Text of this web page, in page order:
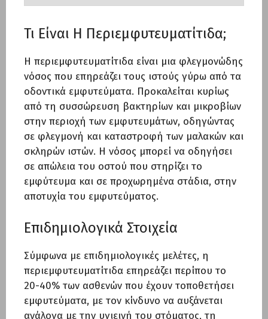
Τι Είναι Η Περιεμφυτευματίτιδα;
Η περιεμφυτευματίτιδα είναι μια φλεγμονώδης
νόσος που επηρεάζει τους ιστούς γύρω από τα
οδοντικά εμφυτεύματα. Προκαλείται κυρίως
από τη συσσώρευση βακτηρίων και μικροβίων
στην περιοχή των εμφυτευμάτων, οδηγώντας
σε φλεγμονή και καταστροφή των μαλακών και
σκληρών ιστών. Η νόσος μπορεί να οδηγήσει
σε απώλεια του οστού που στηρίζει το
εμφύτευμα και σε προχωρημένα στάδια, στην
αποτυχία του εμφυτεύματος.
Επιδημιολογικά Στοιχεία
Σύμφωνα με επιδημιολογικές μελέτες, η
περιεμφυτευματίτιδα επηρεάζει περίπου το
20-40% των ασθενών που έχουν τοποθετήσει
εμφυτεύματα, με τον κίνδυνο να αυξάνεται
ανάλογα με την υγιεινή του στόματος, τη